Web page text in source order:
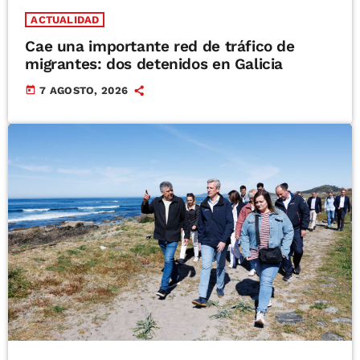
ACTUALIDAD
Cae una importante red de tráfico de
migrantes: dos detenidos en Galicia
today 7 AGOSTO, 2026